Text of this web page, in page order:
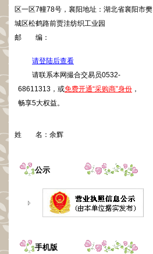
区一区7幢78号，襄阳地址：湖北省襄阳市樊
城区松鹤路前贾洼纺织工业园
邮 编：
请登陆后查看
请联系本网撮合交易员0532-
68611313，或免费开通“采购商”身份 ，
畅享5大权益。
姓 名： 余辉
公示
手机版